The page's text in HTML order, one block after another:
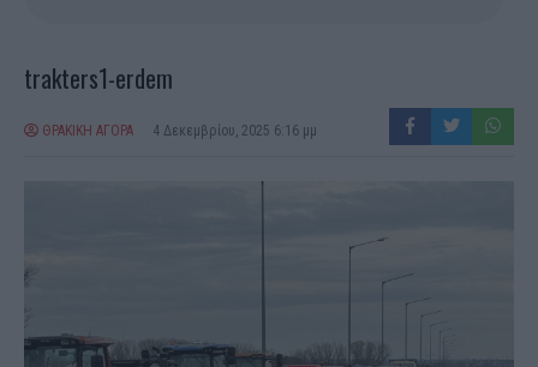
trakters1-erdem
ΘΡΑΚΙΚΗ ΑΓΟΡΑ 4 Δεκεμβρίου, 2025 6:16 μμ